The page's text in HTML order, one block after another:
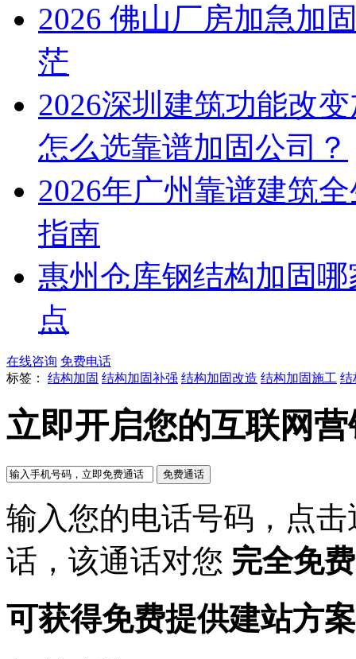
2026 佛山厂房加急加
茫
2026深圳建筑功能改
怎么选靠谱加固公司？​
2026年广州靠谱建筑
指南
惠州仓库钢结构加固
点
在线咨询 免费电话
标签：
结构加固 结构加固补强 结构加固改造 结构加固施工 结
立即开启您的互联网
输入您的电话号码，点
话，该通话对您 完全免费
可获得免费提供建站方